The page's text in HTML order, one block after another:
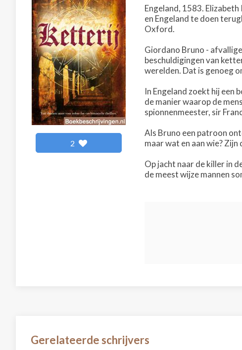
2
Engeland, 1583.
en Engeland te doen
Oxford.
Giordano Bruno -
beschuldigingen van
werelden. Dat is genoeg
In Engeland zoekt hij een
de manier waarop de
spionnenmeester, sir
Als Bruno een patroon
maar wat en aan wie?
Op jacht naar de killer in
de meest wijze mannen
Gerelateerde schrijvers